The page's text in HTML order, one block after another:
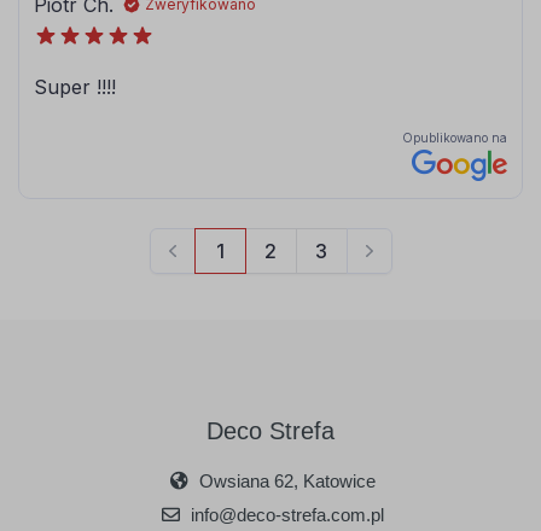
Deco Strefa
Owsiana 62, Katowice
info@deco-strefa.com.pl